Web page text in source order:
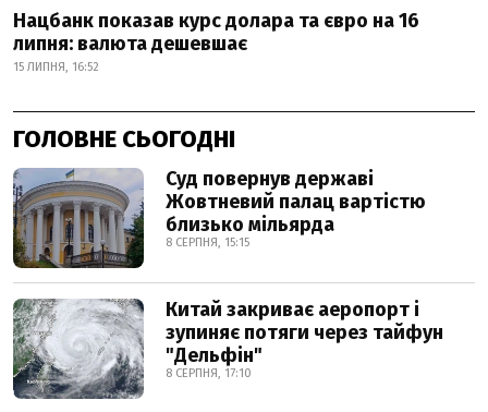
Нацбанк показав курс долара та євро на 16
липня: валюта дешевшає
15 ЛИПНЯ, 16:52
ГОЛОВНЕ СЬОГОДНІ
Суд повернув державі
Жовтневий палац вартістю
близько мільярда
8 СЕРПНЯ, 15:15
Китай закриває аеропорт і
зупиняє потяги через тайфун
"Дельфін"
8 СЕРПНЯ, 17:10